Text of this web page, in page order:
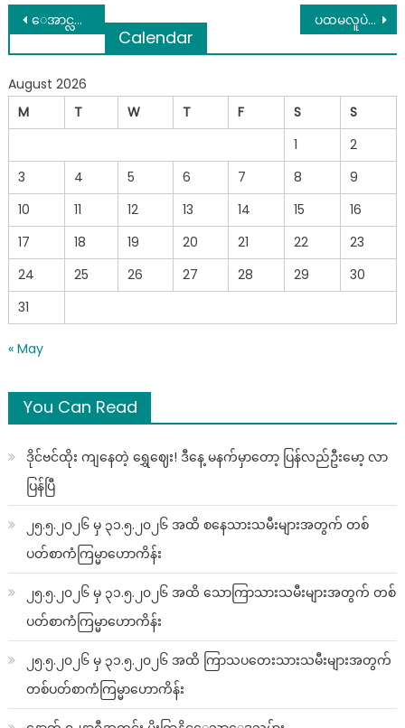
Post
navigation
ေအာင္လအန္ဆန္းကဂ်ပန္ဖိုက္တာ အိုကာမီကို ပထမအခ်ီ ၂ မိနစ္အတြင္း ၁း၄၂စကၠန္႔ ပင္ အလဲထိုးအနိုင္(Congratulation ပါ) ပထမလူပဲ ဖွဈဖွဈဒုတိယ လူပဲဖွဈဖွစ ျတနျဖိုးဆိုတာ ထားတဲ့ လူအပေါျမှာပဲမူတညျပါတယျ
Calendar
August 2026
M
T W T F S
S
1
2
3
4 5 6 7 8
9
10
11 12 13 14 15
16
17
18 19 20 21 22
23
24
25 26 27 28 29
30
31
« May
You Can Read
ဒိုင်ဗင်ထိုး ကျနေတဲ့ ရွှေဈေး! ဒီနေ့ မနက်မှာတော့ ပြန်လည်ဦးမော့ လာ
ပြန်ပြီ
၂၅.၅.၂၀၂၆ မှ ၃၁.၅.၂၀၂၆ အထိ စနေသားသမီးများအတွက် တစ်
ပတ်စာကံကြမ္မာဟောကိန်း
၂၅.၅.၂၀၂၆ မှ ၃၁.၅.၂၀၂၆ အထိ သောကြာသားသမီးများအတွက် တစ်
ပတ်စာကံကြမ္မာဟောကိန်း
၂၅.၅.၂၀၂၆ မှ ၃၁.၅.၂၀၂၆ အထိ ကြာသပတေးသားသမီးများအတွက်
တစ်ပတ်စာကံကြမ္မာဟောကိန်း